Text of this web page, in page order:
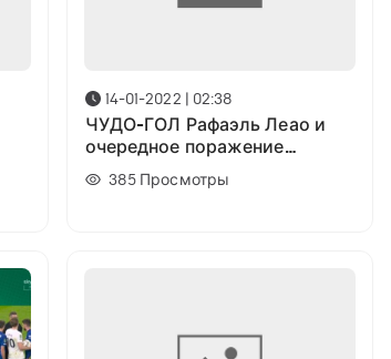
14-01-2022 | 02:38
ЧУДО-ГОЛ Рафаэль Леао и
очередное поражение
команды Шевченко:
Результаты игрового дня
385 Просмотры